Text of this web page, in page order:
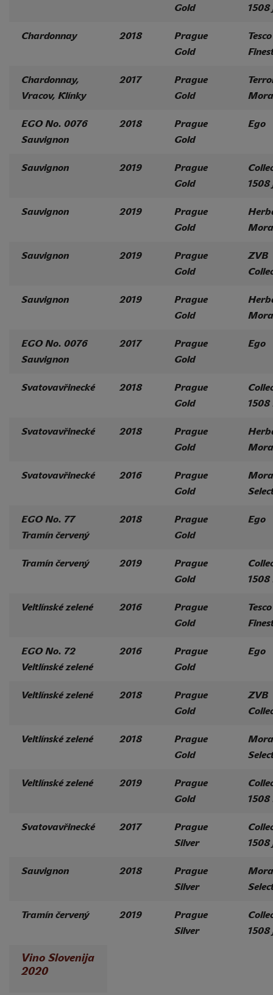
Gold
Chardonnay 2018
Prague
Gold
Tesco
Chardonnay,
Vracov, Klínky
2017
Prague
Gold
EGO No. 0076
Sauvignon
2018
Prague
Gold
Ego
Sauvignon 2019
Prague
Gold
Sauvignon 2019
Prague
Gold
Sauvignon 2019
Prague
Gold
ZVB
Sauvignon 2019
Prague
Gold
EGO No. 0076
Sauvignon
2017
Prague
Gold
Ego
Svatovavřinecké 2018
Prague
Gold
1508
Svatovavřinecké 2018
Prague
Gold
Svatovavřinecké 2016
Prague
Gold
EGO No. 77
Tramín červený
2018
Prague
Gold
Ego
Tramín červený 2019
Prague
Gold
1508
Veltlínské zelené 2016
Prague
Gold
Tesco
EGO No. 72
Veltlínské zelené
2016
Prague
Gold
Ego
Veltlínské zelené 2018
Prague
Gold
ZVB
Veltlínské zelené 2018
Prague
Gold
Veltlínské zelené 2019
Prague
Gold
1508
Svatovavřinecké 2017
Prague
Silver
Sauvignon 2018
Prague
Silver
Tramín červený 2019
Prague
Silver
Vino Slovenija
2020